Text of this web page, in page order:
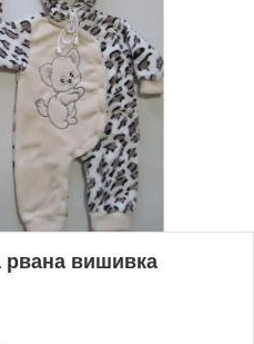
рвана вишивка